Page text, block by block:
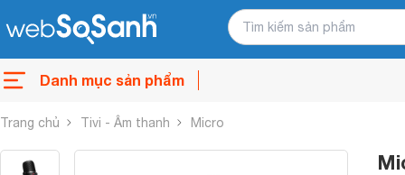
Danh mục sản phẩm
Trang chủ Tivi - Âm thanh Micro